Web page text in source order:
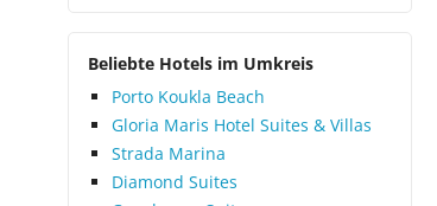
Beliebte Hotels im Umkreis
Porto Koukla Beach
Gloria Maris Hotel Suites & Villas
Strada Marina
Diamond Suites